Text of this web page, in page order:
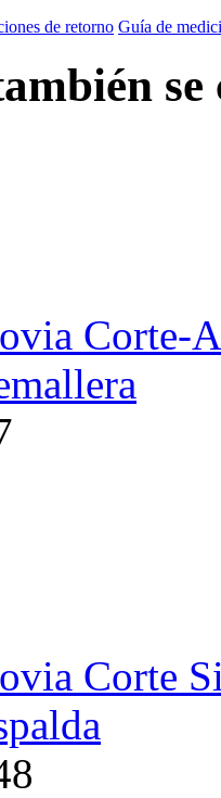
de retorno Guía de
se
Corte-
Corte